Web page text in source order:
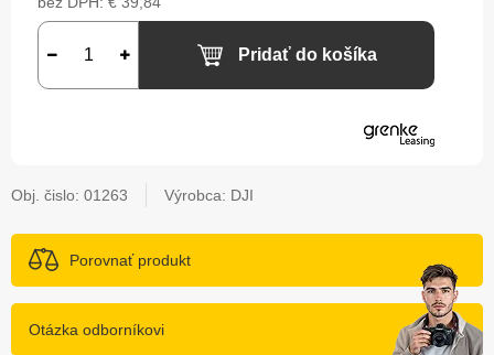
Pridať do košíka
Obj. čislo: 01263 Výrobca: DJI
Porovnať produkt
Otázka odborníkovi